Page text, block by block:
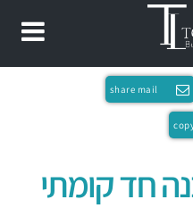
share mail
חד קומתי